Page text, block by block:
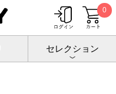
0
セレクション
2026 日本限定ツアーステッカ